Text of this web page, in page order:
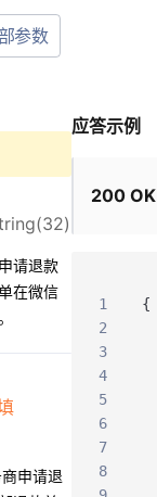
参数
申请退款
在微信
申请退
应答示例
200 OK
1
{
2
3
4
5
6
7
8